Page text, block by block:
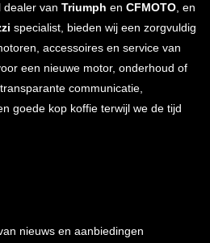
dealer van Triumph en CFMOTO , en
specialist, bieden wij een zorgvuldig
accessoires en service van
een nieuwe motor, onderhoud of
communicatie,
goede kop koffie terwijl we de tijd
nieuws en aanbiedingen